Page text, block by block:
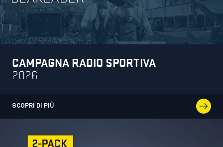
CAMPAGNA RADIO SPORTIVA
2026
SCOPRI DI PIÙ